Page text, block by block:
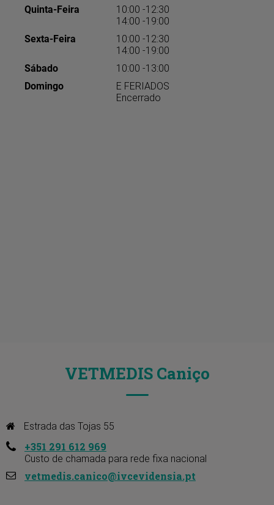
Quinta-Feira
10:00 -12:30
14:00 -19:00
Sexta-Feira
10:00 -12:30
14:00 -19:00
Sábado
10:00 -13:00
Domingo
E FERIADOS
Encerrado
VETMEDIS Caniço
Estrada das Tojas 55
+351 291 612 969
Custo de chamada para rede fixa nacional
vetmedis.canico@ivcevidensia.pt